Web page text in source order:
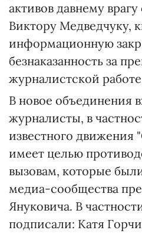
активов давнему
Виктору Медведчуку,
информационную
безнаказанность за
журналистской
В новое объединения
журналисты, в
известного движения
имеет целью
вызовам, которые
медиа-сообщества
Януковича. В
подписали: Катя